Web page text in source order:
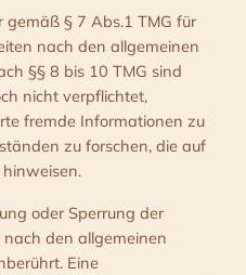
§ 7 Abs.1 TMG für
nach den allgemeinen
§§ 8 bis 10 TMG sind
nicht verpflichtet,
fremde Informationen zu
zu forschen, die auf
oder Sperrung der
den allgemeinen
Eine